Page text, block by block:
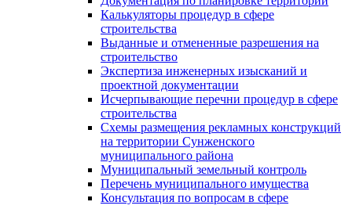
Калькуляторы процедур в сфере
строительства
Выданные и отмененные разрешения на
строительство
Экспертиза инженерных изысканий и
проектной документации
Исчерпывающие перечни процедур в сфере
строительства
Схемы размещения рекламных конструкций
на территории Сунженского
муниципального района
Муниципальный земельный контроль
Перечень муниципального имущества
Консультация по вопросам в сфере